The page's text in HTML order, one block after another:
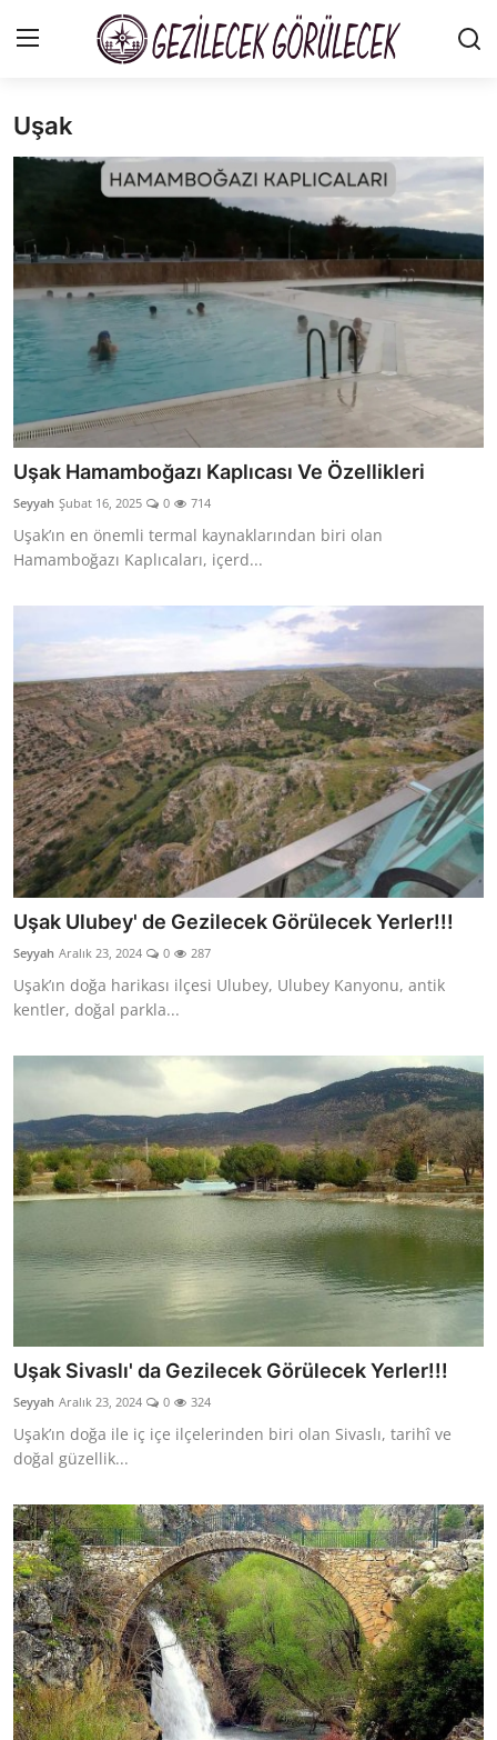
Gizlilik Sözleşmesi
Gezi Rehberleri
İletişim
Şehirler
Gezilecek Yerler
Tarih & Mitoloji
Yeme İçme Rehberi
Kamp & Doğa
Seyahat İpuçları & Vize
Aile & Çocukla Tatil
Yaz Tatili & Plajlar
Hafta Sonu & Günübirlik
Uşak
Uşak Hamamboğazı Kaplıcası Ve Özellikleri
Seyyah Şubat 16, 2025 0 714
Uşak’ın en önemli termal kaynaklarından biri olan
Hamamboğazı Kaplıcaları, içerd...
Uşak Ulubey' de Gezilecek Görülecek Yerler!!!
Seyyah Aralık 23, 2024 0 287
Uşak’ın doğa harikası ilçesi Ulubey, Ulubey Kanyonu, antik
kentler, doğal parkla...
Uşak Sivaslı' da Gezilecek Görülecek Yerler!!!
Seyyah Aralık 23, 2024 0 324
Uşak’ın doğa ile iç içe ilçelerinden biri olan Sivaslı, tarihî ve
doğal güzellik...